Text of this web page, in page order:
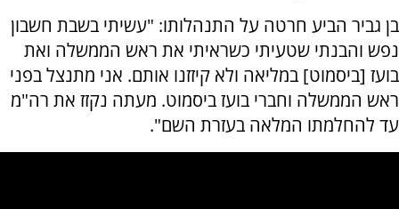
בן גביר הביע חרטה על התנהלותו: "עשיתי בשבת חשבון
נפש והבנתי שטעיתי כשראיתי את ראש הממשלה ואת
בועז [ביסמוט] במליאה ולא קיזזנו אותם. אני מתנצל בפני
ראש הממשלה וחברי בועז ביסמוט. מעתה נקזז את רה"מ
עד להחלמתו המלאה בעזרת השם".